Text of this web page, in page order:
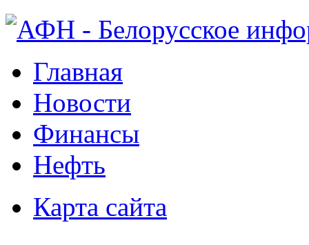
Главная
Новости
Финансы
Нефть
Карта сайта